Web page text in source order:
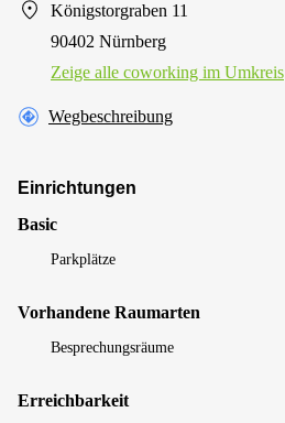
Königstorgraben 11
90402 Nürnberg
Zeige alle сoworking im Umkreis
Wegbeschreibung
Einrichtungen
Basic
Parkplätze
Vorhandene Raumarten
Besprechungsräume
Erreichbarkeit